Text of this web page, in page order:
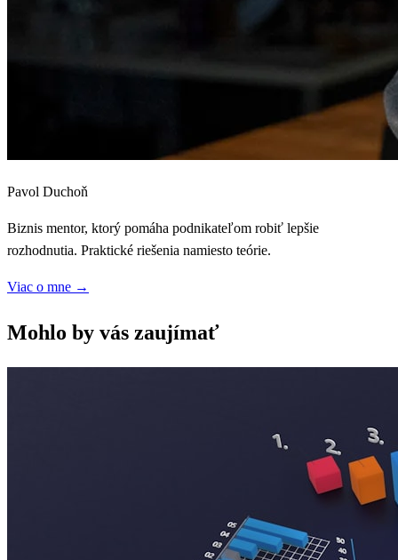
Pavol Duchoň
Biznis mentor, ktorý pomáha podnikateľom robiť lepšie
rozhodnutia. Praktické riešenia namiesto teórie.
Viac o mne →
Mohlo by vás zaujímať